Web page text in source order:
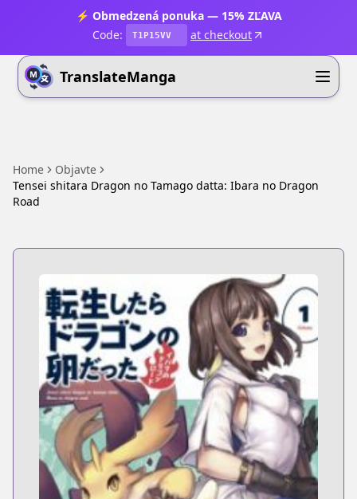
⚡ Obmedzená ponuka — 15% ZĽAVA
Code:
T1P15VV at checkout
TranslateManga
Home
Objavte
Tensei shitara Dragon no Tamago datta: Ibara no Dragon
Road